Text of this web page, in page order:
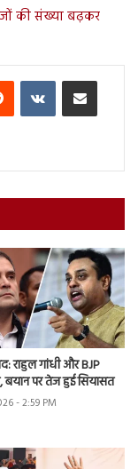
की संख्या बढ़कर
Reddit VKontakteShare via Email
राहुल गांधी और BJP
पर तेज हुई सियासत
- 2:59 PM